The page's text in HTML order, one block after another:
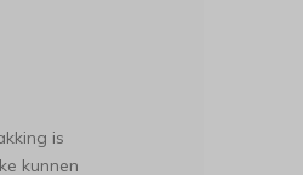
is
kunnen